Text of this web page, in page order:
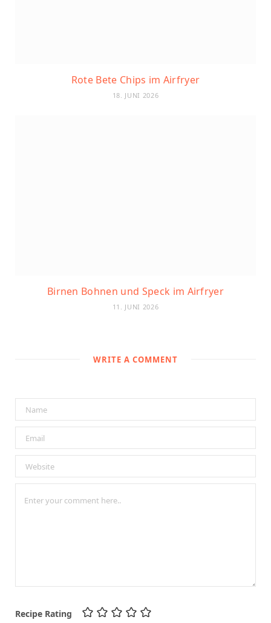
Rote Bete Chips im Airfryer
18. JUNI 2026
Birnen Bohnen und Speck im Airfryer
11. JUNI 2026
WRITE A COMMENT
Recipe Rating